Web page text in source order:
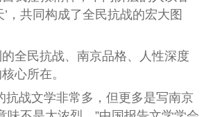
’，共同构成了全民抗战的宏大图
全民抗战、南京品格、人性深度
心所在。
抗战文学非常多，但更多是写南京